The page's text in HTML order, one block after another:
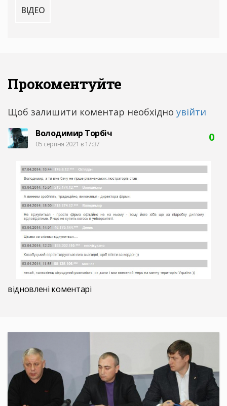
ВІДЕО
Прокоментуйте
Щоб залишити коментар необхідно увійти
Володимир Торбіч
05 серпня 2021 в 17:37
0
відновлені коментарі